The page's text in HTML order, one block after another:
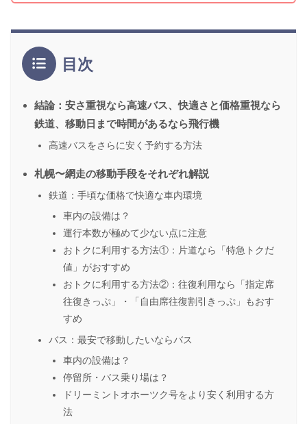
目次
結論：安さ重視なら高速バス、快適さと価格重視なら
鉄道、移動日まで時間があるなら飛行機
高速バスをさらに安く予約する方法
札幌〜網走の移動手段をそれぞれ解説
鉄道：手頃な価格で快適な車内環境
車内の設備は？
運行本数が極めて少ない点に注意
おトクに利用する方法①：片道なら「特急トクだ
値」がおすすめ
おトクに利用する方法②：往復利用なら「指定席
往復きっぷ」・「自由席往復割引きっぷ」もおす
すめ
バス：最安で移動したいならバス
車内の設備は？
停留所・バス乗り場は？
ドリーミントオホーツク号をより安く利用する方
法